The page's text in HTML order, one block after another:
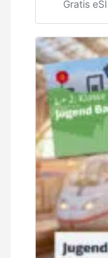
Gratis